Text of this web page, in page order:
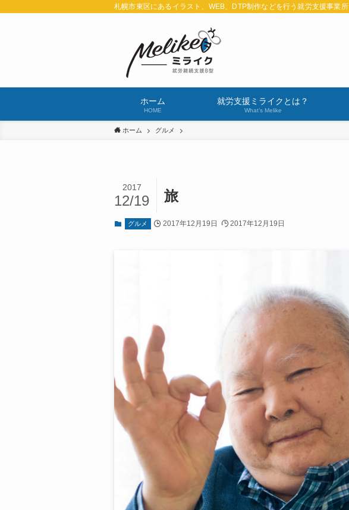
札幌市東区にあるイラスト、WEB、DTP制作などを行う就労支援事業所
ホーム
HOME
就労支援ミライクとは？
What’s Melike
ホーム グルメ
旅
2017
12/19
グルメ 2017年12月19日 2017年12月19日